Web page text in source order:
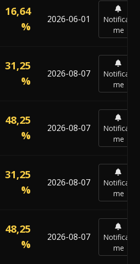
16,64
%
2026-06-01
Notificar-
me
31,25
%
2026-08-07
Notificar-
me
48,25
%
2026-08-07
Notificar-
me
31,25
%
2026-08-07
Notificar-
me
48,25
%
2026-08-07
Notificar-
me